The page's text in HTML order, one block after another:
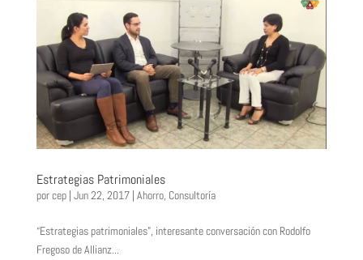
Estrategias Patrimoniales
porcep| Jun 22, 2017| Ahorro, Consultoría
“Estrategias patrimoniales”, interesante conversación con Rodolfo
Fregoso de Allianz...